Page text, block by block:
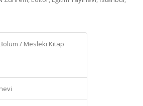
/ Mesleki Kitap